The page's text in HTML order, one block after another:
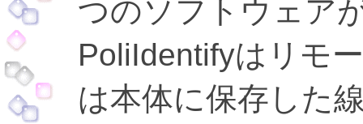
つのソフトウェア
PoliIdentifyはリモ
は本体に保存した